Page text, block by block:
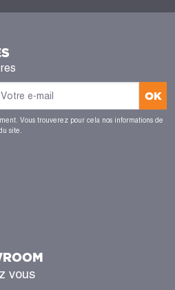
OK
Vous trouverez pour cela nos informations de
site.
vous